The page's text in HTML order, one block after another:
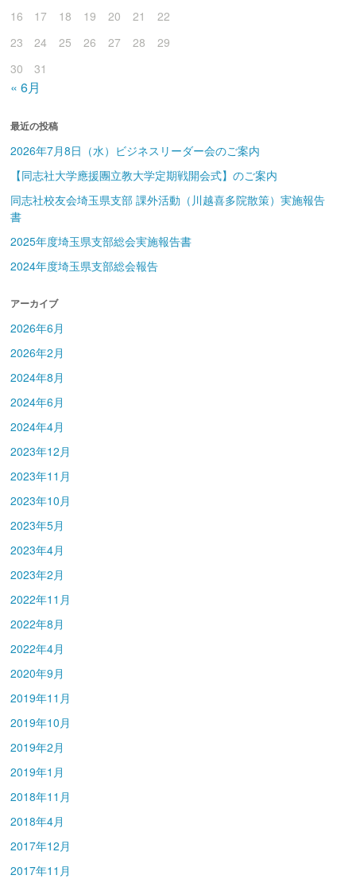
16
17 18 19 20 21
22
23
24 25 26 27 28
29
30
31
« 6月
最近の投稿
2026年7月8日（水）ビジネスリーダー会のご案内
【同志社大学應援團立教大学定期戦開会式】のご案内
同志社校友会埼玉県支部 課外活動（川越喜多院散策）実施報告
書
2025年度埼玉県支部総会実施報告書
2024年度埼玉県支部総会報告
アーカイブ
2026年6月
2026年2月
2024年8月
2024年6月
2024年4月
2023年12月
2023年11月
2023年10月
2023年5月
2023年4月
2023年2月
2022年11月
2022年8月
2022年4月
2020年9月
2019年11月
2019年10月
2019年2月
2019年1月
2018年11月
2018年4月
2017年12月
2017年11月